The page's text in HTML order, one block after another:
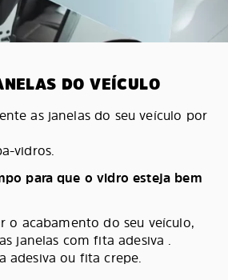
DO VEÍCULO
as janelas do seu veículo por
vidros.
para que o vidro esteja bem
o acabamento do seu veículo,
janelas com fita adesiva .
adesiva ou fita crepe.